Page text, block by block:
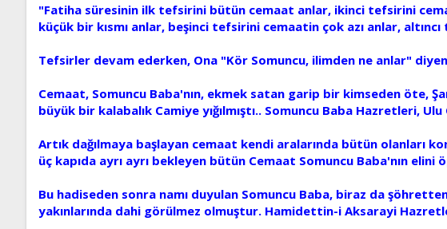
"Fatiha süresinin ilk tefsirini bütün cemaat anlar, ikinci tefsirini
küçük bir kısmı anlar, beşinci tefsirini cemaatin çok azı anlar,
Tefsirler devam ederken, Ona "Kör Somuncu, ilimden ne anlar"
Cemaat, Somuncu Baba'nın, ekmek satan garip bir kimseden öte,
büyük bir kalabalık Camiye yığılmıştı.. Somuncu Baba Hazretleri,
Artık dağılmaya başlayan cemaat kendi aralarında bütün olanları
üç kapıda ayrı ayrı bekleyen bütün Cemaat Somuncu Baba'nın
Bu hadiseden sonra namı duyulan Somuncu Baba, biraz da
yakınlarında dahi görülmez olmuştur. Hamidettin-i Aksarayi